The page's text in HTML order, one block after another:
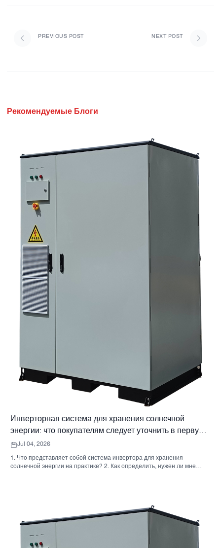
PREVIOUS POST NEXT POST
Рекомендуемые Блоги
Инверторная система для хранения солнечной
энергии: что покупателям следует уточнить в первую
очередь
Jul 04, 2026
1. Что представляет собой система инвертора для хранения
солнечной энергии на практике? 2. Как определить, нужен ли мне
вопросы, которые должны задавать команды по закупкам на ранних
этапах. 6. Почему возможности производителя по-прежнему имеют
значение 7. Какой следующий шаг предпримет покупатель?